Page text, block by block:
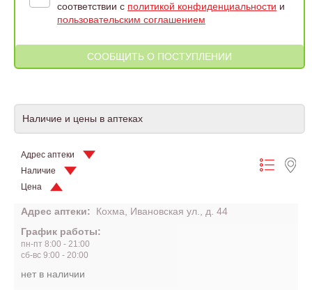
соответствии с политикой конфиденциальности и
пользовательским соглашением
Наличие и цены в аптеках
Адрес аптеки
Наличие
Цена
Адрес аптеки:
Кохма, Ивановская ул., д. 44
График работы:
пн-пт 8:00 - 21:00
сб-вс 9:00 - 20:00
нет в наличии